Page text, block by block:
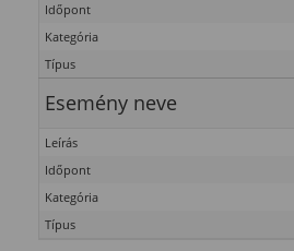
Időpont
Kategória
Típus
Esemény neve
Leírás
Időpont
Kategória
Típus